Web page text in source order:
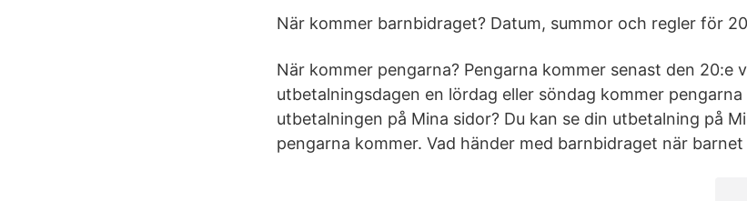
När kommer barnbidraget? Datum, summor och regler för
När kommer pengarna? Pengarna kommer senast den 20:e
utbetalningsdagen en lördag eller söndag kommer
utbetalningen på Mina sidor? Du kan se din utbetalning på
pengarna kommer. Vad händer med barnbidraget när barnet